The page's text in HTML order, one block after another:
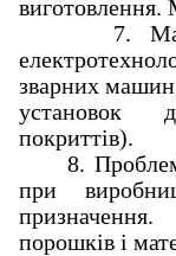
виготовлення.
7.
зварних
установок
покриттів).
8. Проблеми
при
порошків і